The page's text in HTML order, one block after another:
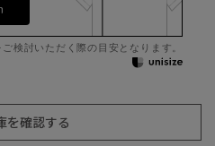
検討いただく際の目安となります。